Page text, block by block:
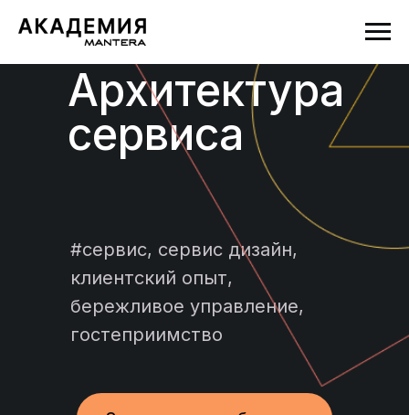
#сервис, сервис дизайн,
клиентский опыт,
бережливое управление,
гостеприимство
Архитектура
сервиса